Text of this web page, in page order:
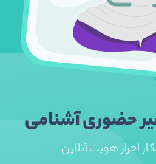
حضوری آشنامی
احراز هویت آنلاین